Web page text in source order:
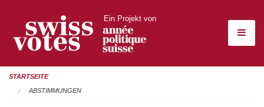
Ein Projekt von
STARTSEITE
ABSTIMMUNGEN